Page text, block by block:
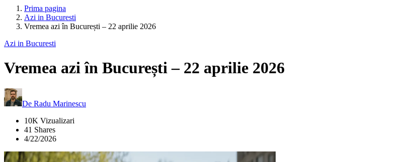
Prima pagina
Azi in Bucuresti
Vremea azi în București – 22 aprilie 2026
Azi in Bucuresti
Vremea azi în București – 22 aprilie 2026
De Radu Marinescu
10K Vizualizari
41 Shares
4/22/2026